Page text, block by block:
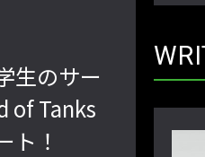
生のサー
of Tanks
ト！